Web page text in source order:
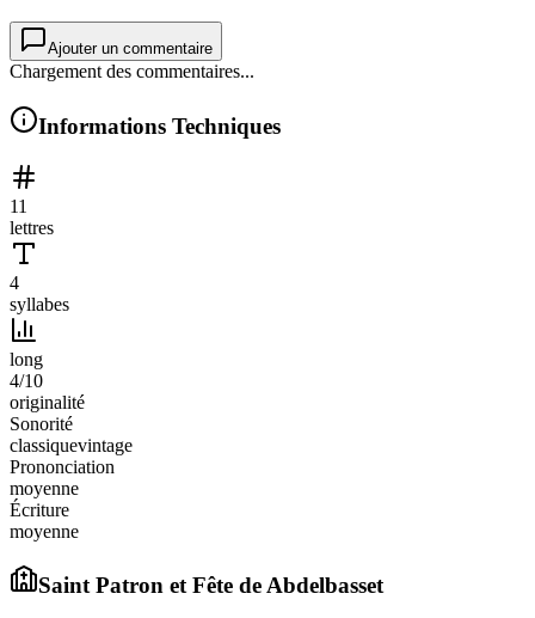
Ajouter un commentaire
Chargement des commentaires...
Informations Techniques
11
lettres
4
syllabes
long
4/10
originalité
Sonorité
classiquevintage
Prononciation
moyenne
Écriture
moyenne
Saint Patron et Fête deAbdelbasset